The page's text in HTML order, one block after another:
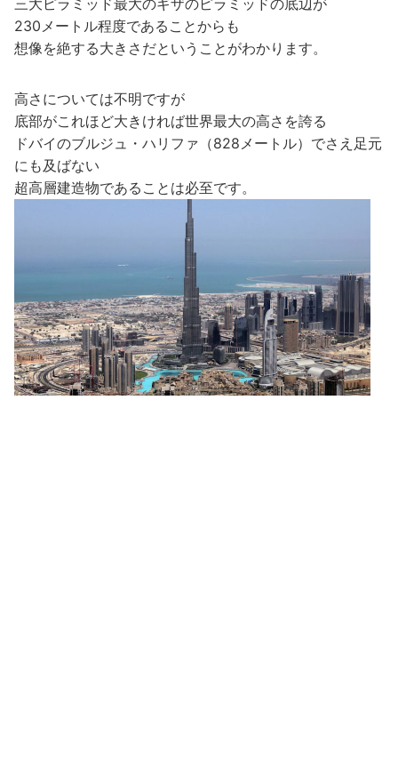
三大ピラミッド最大のギザのピラミッドの底辺が
230メートル程度であることからも
想像を絶する大きさだということがわかります。
高さについては不明ですが
底部がこれほど大きければ世界最大の高さを誇る
ドバイのブルジュ・ハリファ（828メートル）でさえ足元
にも及ばない
超高層建造物であることは必至です。